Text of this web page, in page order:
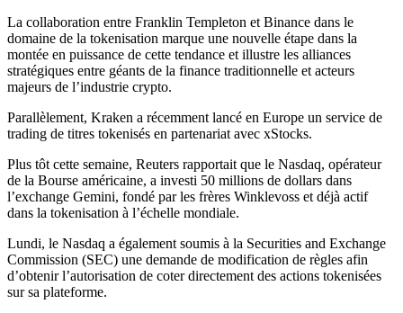
La collaboration entre Franklin Templeton et Binance dans le
domaine de la tokenisation marque une nouvelle étape dans la
montée en puissance de cette tendance et illustre les alliances
stratégiques entre géants de la finance traditionnelle et acteurs
majeurs de l’industrie crypto.
Parallèlement, Kraken a récemment lancé en Europe un service de
trading de titres tokenisés en partenariat avec xStocks.
Plus tôt cette semaine, Reuters rapportait que le Nasdaq, opérateur
de la Bourse américaine, a investi 50 millions de dollars dans
l’exchange Gemini, fondé par les frères Winklevoss et déjà actif
dans la tokenisation à l’échelle mondiale.
Lundi, le Nasdaq a également soumis à la Securities and Exchange
Commission (SEC) une demande de modification de règles afin
d’obtenir l’autorisation de coter directement des actions tokenisées
sur sa plateforme.